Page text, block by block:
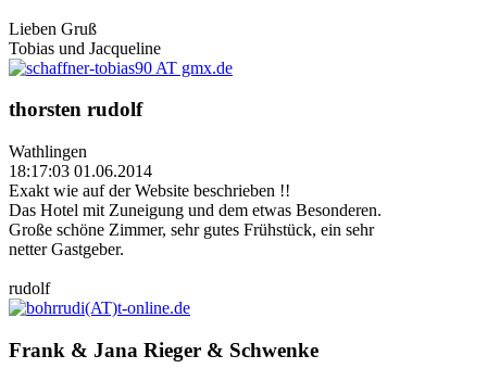
Lieben Gruß
Tobias und Jacqueline
thorsten rudolf
Wathlingen
18:17:03 01.06.2014
Exakt wie auf der Website beschrieben !!
Das Hotel mit Zuneigung und dem etwas Besonderen.
Große schöne Zimmer, sehr gutes Frühstück, ein sehr
netter Gastgeber.
rudolf
Frank & Jana Rieger & Schwenke